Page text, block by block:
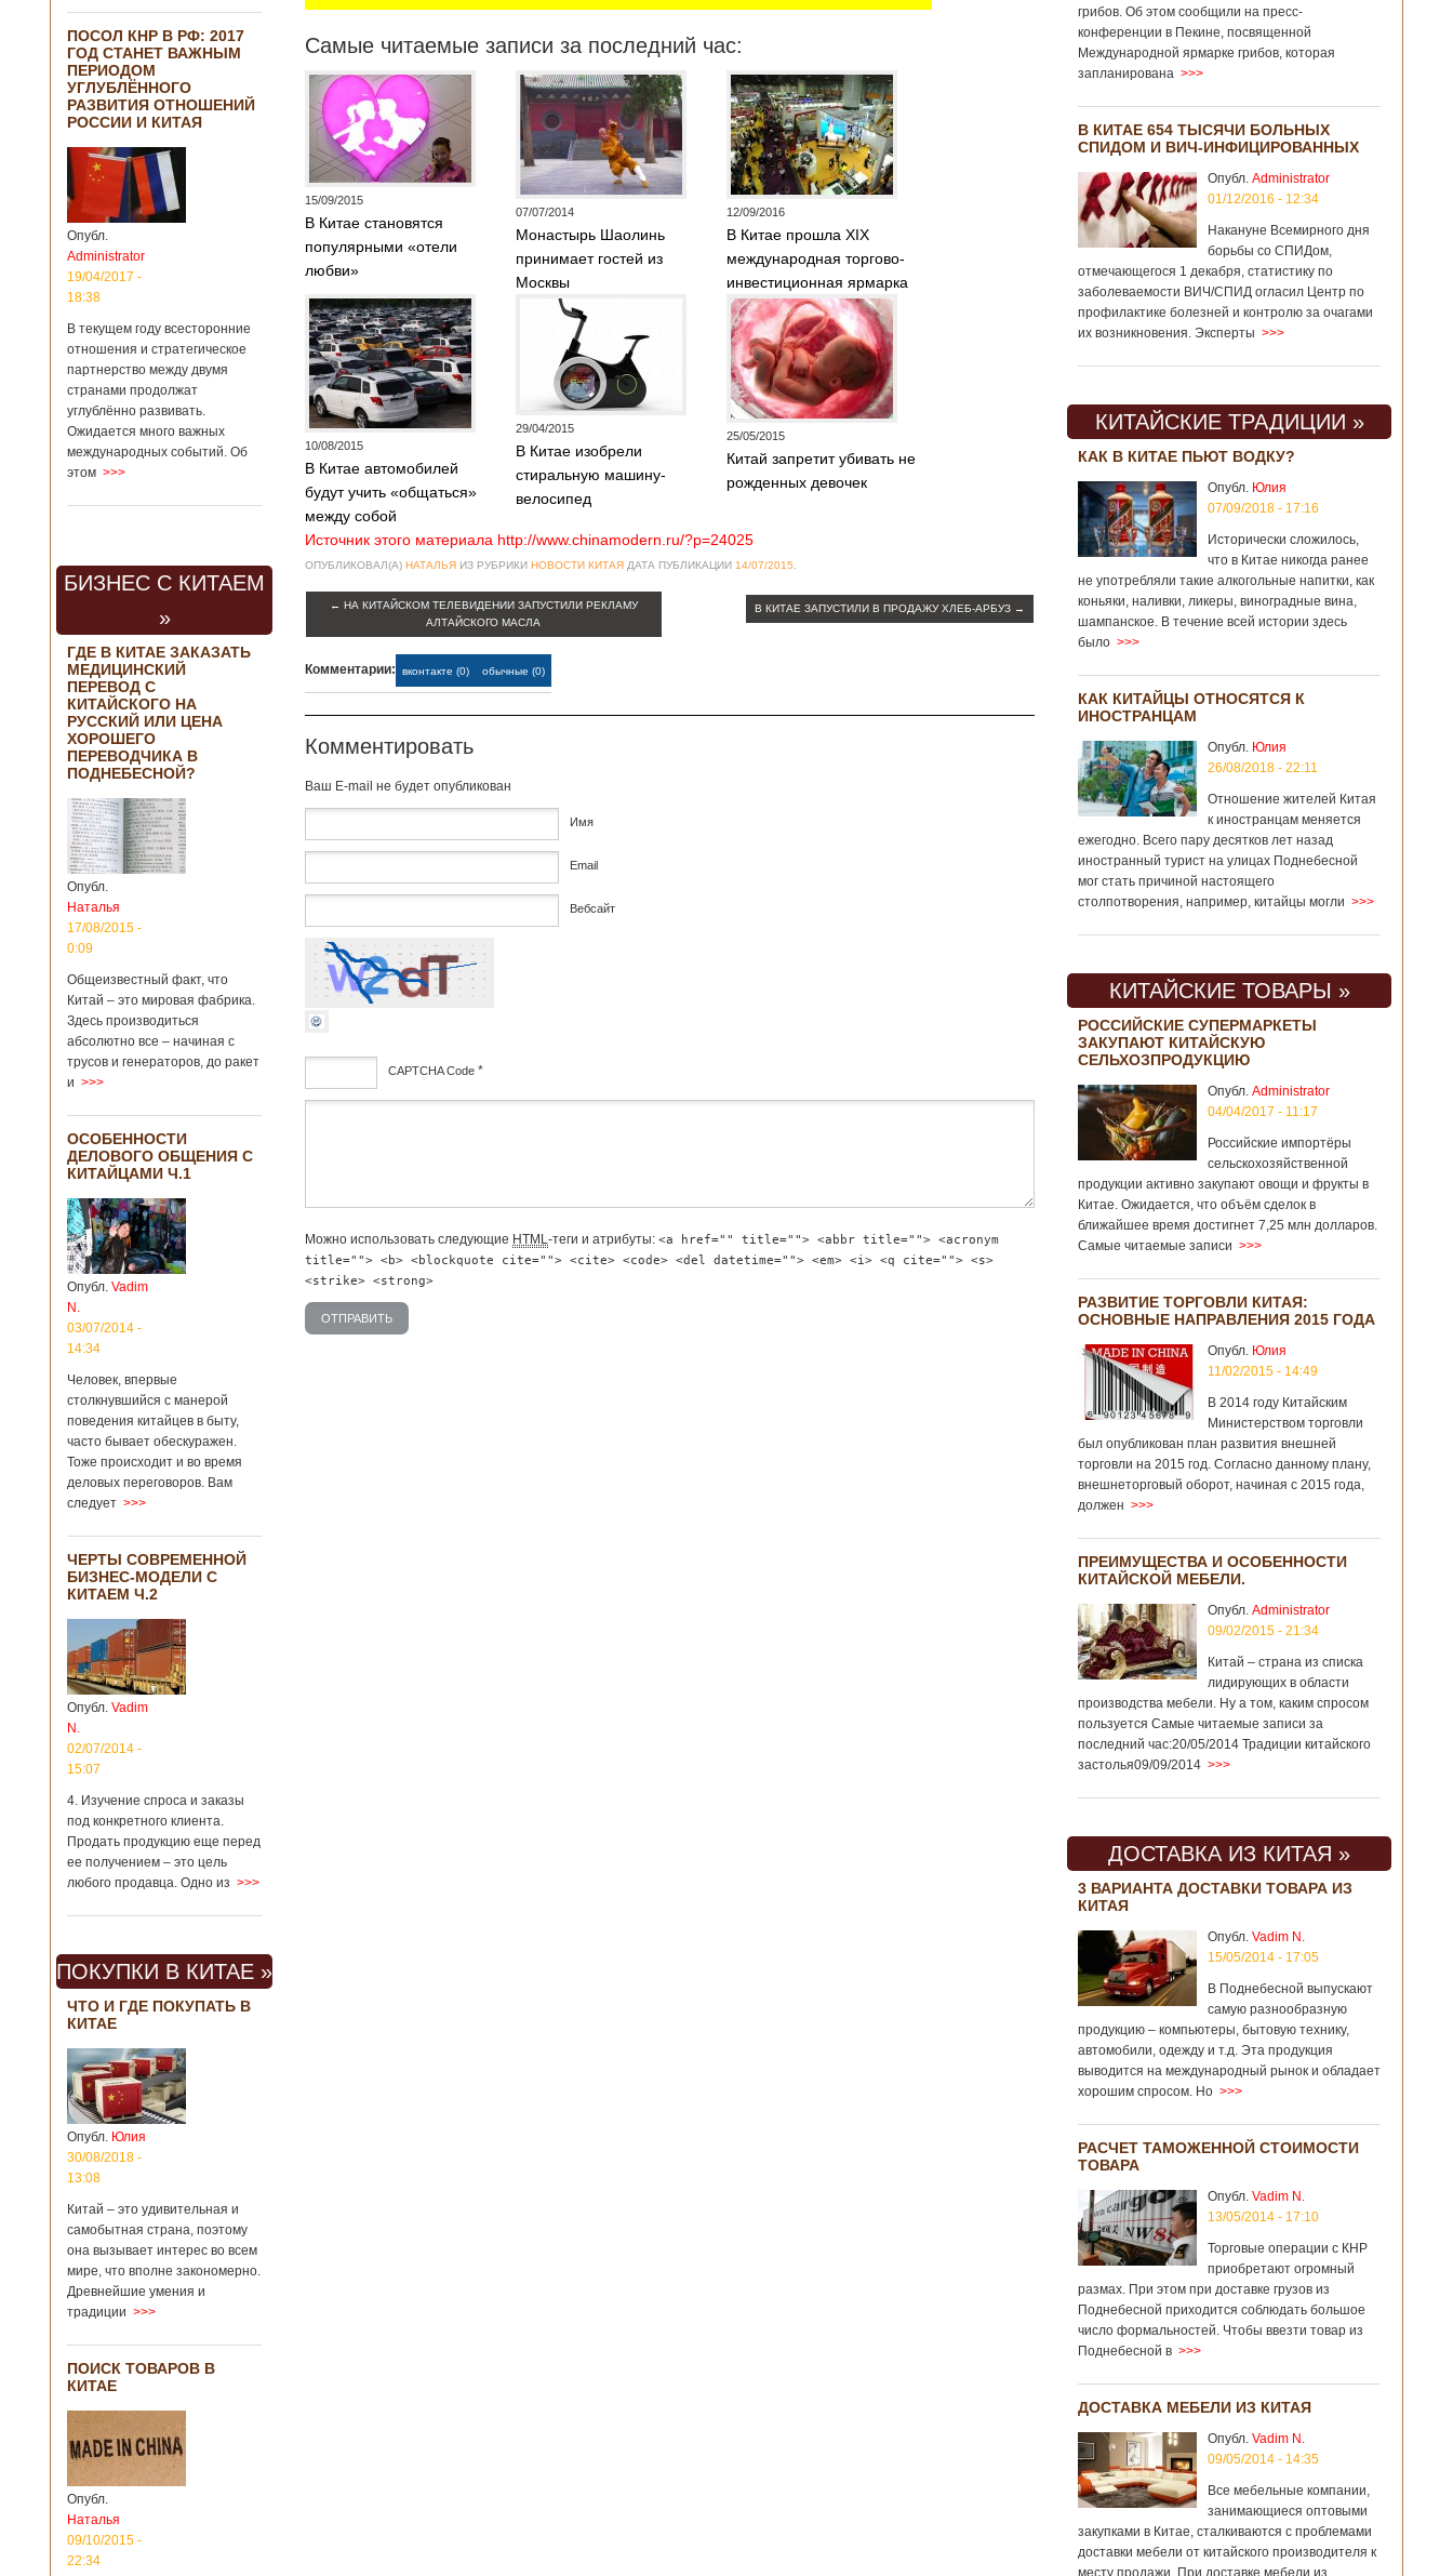
ПОСОЛ КНР В РФ: 2017
ГОД СТАНЕТ ВАЖНЫМ
ПЕРИОДОМ
УГЛУБЛЁННОГО
РАЗВИТИЯ ОТНОШЕНИЙ
РОССИИ И КИТАЯ
Опубл.
Administrator
19/04/2017 -
18:38
В текущем году всесторонние
отношения и стратегическое
партнерство между двумя
странами продолжат
углублённо развивать.
Ожидается много важных
международных событий. Об
этом >>>
БИЗНЕС С КИТАЕМ
»
ГДЕ В КИТАЕ ЗАКАЗАТЬ
МЕДИЦИНСКИЙ
ПЕРЕВОД С
КИТАЙСКОГО НА
РУССКИЙ ИЛИ ЦЕНА
ХОРОШЕГО
ПЕРЕВОДЧИКА В
ПОДНЕБЕСНОЙ?
Опубл.
Наталья
17/08/2015 -
0:09
Общеизвестный факт, что
Китай – это мировая фабрика.
Здесь производиться
абсолютно все – начиная с
трусов и генераторов, до ракет
и >>>
ОСОБЕННОСТИ
ДЕЛОВОГО ОБЩЕНИЯ С
КИТАЙЦАМИ Ч.1
Опубл. Vadim
N.
03/07/2014 -
14:34
Человек, впервые
столкнувшийся с манерой
поведения китайцев в быту,
часто бывает обескуражен.
Тоже происходит и во время
деловых переговоров. Вам
следует >>>
ЧЕРТЫ СОВРЕМЕННОЙ
БИЗНЕС-МОДЕЛИ С
КИТАЕМ Ч.2
Опубл. Vadim
N.
02/07/2014 -
15:07
4. Изучение спроса и заказы
под конкретного клиента.
Продать продукцию еще перед
ее получением – это цель
любого продавца. Одно из >>>
ПОКУПКИ В КИТАЕ »
ЧТО И ГДЕ ПОКУПАТЬ В
КИТАЕ
Опубл. Юлия
30/08/2018 -
13:08
Китай – это удивительная и
самобытная страна, поэтому
она вызывает интерес во всем
мире, что вполне закономерно.
Древнейшие умения и
традиции >>>
ПОИСК ТОВАРОВ В
КИТАЕ
Опубл.
Наталья
09/10/2015 -
22:34
Самые читаемые записи за последний час:
15/09/2015
В Китае становятся
популярными «отели
любви»
07/07/2014
Монастырь Шаолинь
принимает гостей из
Москвы
12/09/2016
В Китае прошла XIX
международная торгово-
инвестиционная ярмарка
10/08/2015
В Китае автомобилей
будут учить «общаться»
между собой
29/04/2015
В Китае изобрели
стиральную машину-
велосипед
25/05/2015
Китай запретит убивать не
рожденных девочек
Источник этого материала http://www.chinamodern.ru/?p=24025
ОПУБЛИКОВАЛ(А) НАТАЛЬЯ ИЗ РУБРИКИ НОВОСТИ КИТАЯ ДАТА ПУБЛИКАЦИИ 14/07/2015
← НА КИТАЙСКОМ ТЕЛЕВИДЕНИИ ЗАПУСТИЛИ РЕКЛАМУ
АЛТАЙСКОГО МАСЛА
В КИТАЕ ЗАПУСТИЛИ В ПРОДАЖУ ХЛЕБ-АРБУЗ →
Комментарии: вконтакте (0) обычные (0)
Комментировать
Baш E-mail не будет опубликован
Имя
Email
Вебсайт
CAPTCHA Code *
Можно использовать следующие HTML-теги и атрибуты: <a href="" title=""> <abbr title=""> <acronym
title=""> <b> <blockquote cite=""> <cite> <code> <del datetime=""> <em> <i> <q cite=""> <s>
<strike> <strong>
грибов. Об этом сообщили на пресс-
конференции в Пекине, посвященной
Международной ярмарке грибов, которая
запланирована >>>
В КИТАЕ 654 ТЫСЯЧИ БОЛЬНЫХ
СПИДОМ И ВИЧ-ИНФИЦИРОВАННЫХ
Опубл. Administrator
01/12/2016 - 12:34
Накануне Всемирного дня
борьбы со СПИДом,
отмечающегося 1 декабря, статистику по
заболеваемости ВИЧ/СПИД огласил Центр по
профилактике болезней и контролю за очагами
их возникновения. Эксперты >>>
КИТАЙСКИЕ ТРАДИЦИИ »
КАК В КИТАЕ ПЬЮТ ВОДКУ?
Опубл. Юлия
07/09/2018 - 17:16
Исторически сложилось,
что в Китае никогда ранее
не употребляли такие алкогольные напитки, как
коньяки, наливки, ликеры, виноградные вина,
шампанское. В течение всей истории здесь
было >>>
КАК КИТАЙЦЫ ОТНОСЯТСЯ К
ИНОСТРАНЦАМ
Опубл. Юлия
26/08/2018 - 22:11
Отношение жителей Китая
к иностранцам меняется
ежегодно. Всего пару десятков лет назад
иностранный турист на улицах Поднебесной
мог стать причиной настоящего
столпотворения, например, китайцы могли >>>
КИТАЙСКИЕ ТОВАРЫ »
РОССИЙСКИЕ СУПЕРМАРКЕТЫ
ЗАКУПАЮТ КИТАЙСКУЮ
СЕЛЬХОЗПРОДУКЦИЮ
Опубл. Administrator
04/04/2017 - 11:17
Российские импортёры
сельскохозяйственной
продукции активно закупают овощи и фрукты в
Китае. Ожидается, что объём сделок в
ближайшее время достигнет 7,25 млн долларов.
Самые читаемые записи >>>
РАЗВИТИЕ ТОРГОВЛИ КИТАЯ:
ОСНОВНЫЕ НАПРАВЛЕНИЯ 2015 ГОДА
Опубл. Юлия
11/02/2015 - 14:49
В 2014 году Китайским
Министерством торговли
был опубликован план развития внешней
торговли на 2015 год. Согласно данному плану,
внешнеторговый оборот, начиная с 2015 года,
должен >>>
ПРЕИМУЩЕСТВА И ОСОБЕННОСТИ
КИТАЙСКОЙ МЕБЕЛИ.
Опубл. Administrator
09/02/2015 - 21:34
Китай – страна из списка
лидирующих в области
производства мебели. Ну а том, каким спросом
пользуется Самые читаемые записи за
последний час:20/05/2014 Традиции китайского
застолья09/09/2014 >>>
ДОСТАВКА ИЗ КИТАЯ »
3 ВАРИАНТА ДОСТАВКИ ТОВАРА ИЗ
КИТАЯ
Опубл. Vadim N.
15/05/2014 - 17:05
В Поднебесной выпускают
самую разнообразную
продукцию – компьютеры, бытовую технику,
автомобили, одежду и т.д. Эта продукция
выводится на международный рынок и обладает
хорошим спросом. Но >>>
РАСЧЕТ ТАМОЖЕННОЙ СТОИМОСТИ
ТОВАРА
Опубл. Vadim N.
13/05/2014 - 17:10
Торговые операции с КНР
приобретают огромный
размах. При этом при доставке грузов из
Поднебесной приходится соблюдать большое
число формальностей. Чтобы ввезти товар из
Поднебесной в >>>
ДОСТАВКА МЕБЕЛИ ИЗ КИТАЯ
Опубл. Vadim N.
09/05/2014 - 14:35
Все мебельные компании,
занимающиеся оптовыми
закупками в Китае, сталкиваются с проблемами
доставки мебели от китайского производителя к
месту продажи. При доставке мебели из